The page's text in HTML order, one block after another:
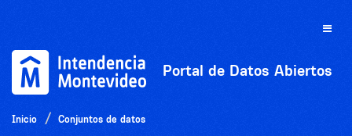
Toggle
Portal de Datos Abiertos
Inicio Conjuntos de datos